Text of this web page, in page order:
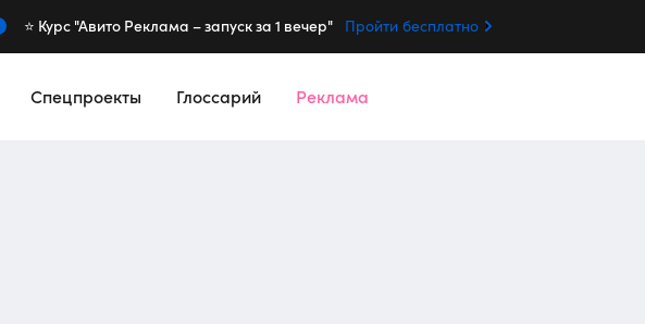
⭐️ Курс "Авито Реклама – запуск за 1 вечер" Пройти бесплатно
Спецпроекты Глоссарий Реклама